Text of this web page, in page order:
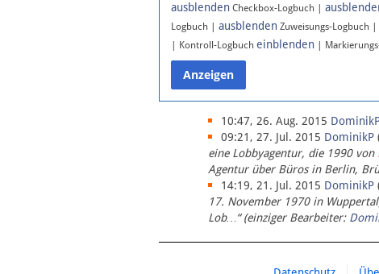
ausblenden Checkbox-Logbuch |
Logbuch | ausblenden Zuweisungs-Logbuch |
| Kontroll-Logbuch einblenden |
10:47, 26. Aug. 2015
09:21, 27. Jul. 2015 DominikP
eine Lobbyagentur, die 1990 von
Agentur über Büros in Berlin,
14:19, 21. Jul. 2015 DominikP
17. November 1970 in
Lob…“ (einziger Bearbeiter: